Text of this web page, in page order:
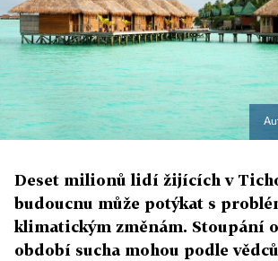
Deset milionů lidí žijících v
budoucnu může potýkat s
klimatickým změnám. Stoupání
období sucha mohou podle